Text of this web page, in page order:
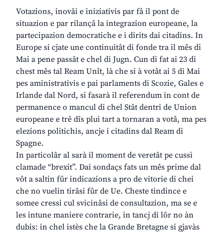
Votazions, inovâi e iniziativis par fâ il pont de
situazion e par rilançâ la integrazion europeane, la
partecipazion democratiche e i dirits dai citadins. In
Europe si cjate une continuitât di fonde tra il mês di
Mai a pene passât e chel di Jugn. Cun di fat ai 23 di
chest mês tal Ream Unît, là che si à votât ai 5 di Mai
pes aministrativis e pai parlaments di Scozie, Gales e
Irlande dal Nord, si fasarà il referendum in cont de
permanence o mancul di chel Stât dentri de Union
europeane e trê dîs plui tart a tornaran a votâ, ma pes
elezions politichis, ancje i citadins dal Ream di
Spagne.
In particolâr al sarà il moment de veretât pe cussì
clamade “brexit”. Dai sondaçs fats un mês prime dal
vôt a saltin fûr indicazions a pro de vitorie di chei
che no vuelin tirâsi fûr de Ue. Cheste tindince e
somee cressi cul svicinâsi de consultazion, ma se e
les intune maniere contrarie, in tancj di lôr no àn
dubis: in chel istès che la Grande Bretagne si gjavàs